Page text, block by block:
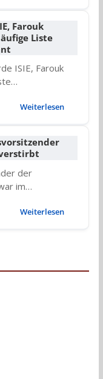
Farouk
Liste
ISIE, Farouk
Weiterlesen
der
im…
Weiterlesen